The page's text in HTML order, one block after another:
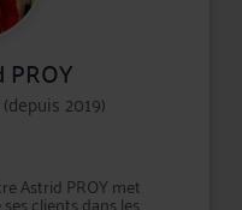
2019)
Astrid PROY met
clients dans les